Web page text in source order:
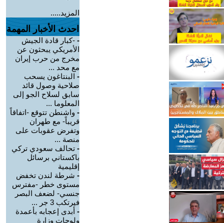
المزيد.....
احدث الأخبار المهمة
- -كبار قادة الجيش
الأمريكي يبحثون عن
مخرج من حرب إيران
مع محد ...
- البنتاغون يسحب
صلاحية وصول قائد
سابق لسلاح الجو إلى
المعلوما ...
- واشنطن تتوقع -اتفاقاً
قريباً- مع طهران
وتفرض عقوبات على
منصة ...
- تحالف سعودي تركي
باكستاني برسائل
إقليمية
- شرطة لندن تخفض
مستوى خطر -مفترس
جنسي- لضعف البصر
فيرتكب 3 جر ...
- أبدى إعجابه بأعمدة
ولوحات وزارة